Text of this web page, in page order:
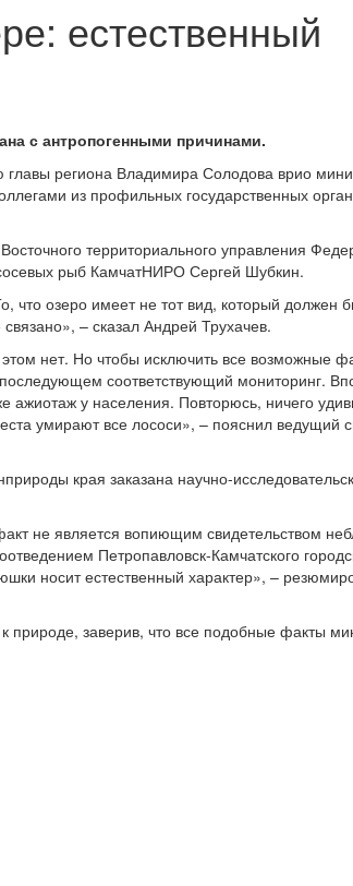
естественный
с антропогенными причинами.
региона Владимира Солодова врио
из профильных государственных
территориального управления
рыб КамчатНИРО Сергей Шубкин.
что озеро имеет не тот вид, который должен
– сказал Андрей Трухачев.
нет. Но чтобы исключить все возможные
соответствующий мониторинг.
ажиотаж у населения. Повторюсь, ничего
умирают все лососи», – пояснил ведущий
края заказана научно-
не является вопиющим свидетельством
Петропавловск-Камчатского
носит естественный характер», –
заверив, что все подобные факты